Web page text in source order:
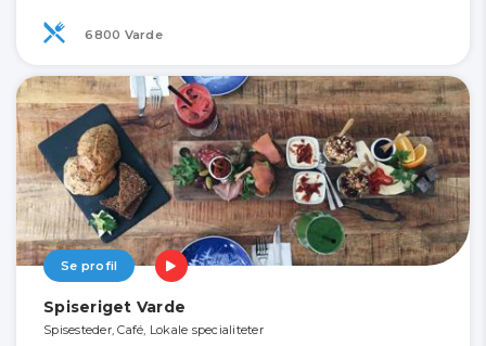
6800 Varde
Se profil
Spiseriget Varde
Spisesteder, Café, Lokale specialiteter